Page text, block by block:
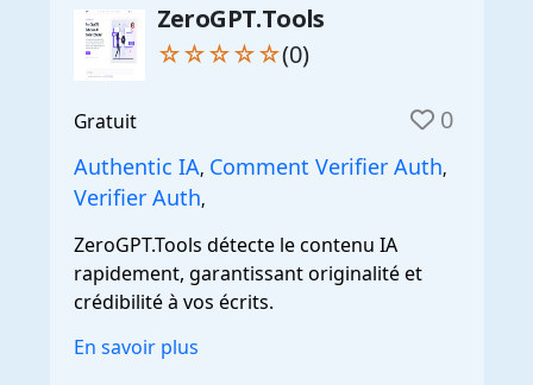
ZeroGPT.Tools
☆☆☆☆☆(0)
Gratuit 0
Authentic IA, Comment Verifier Auth,
Verifier Auth,
ZeroGPT.Tools détecte le contenu IA
rapidement, garantissant originalité et
crédibilité à vos écrits.
En savoir plus